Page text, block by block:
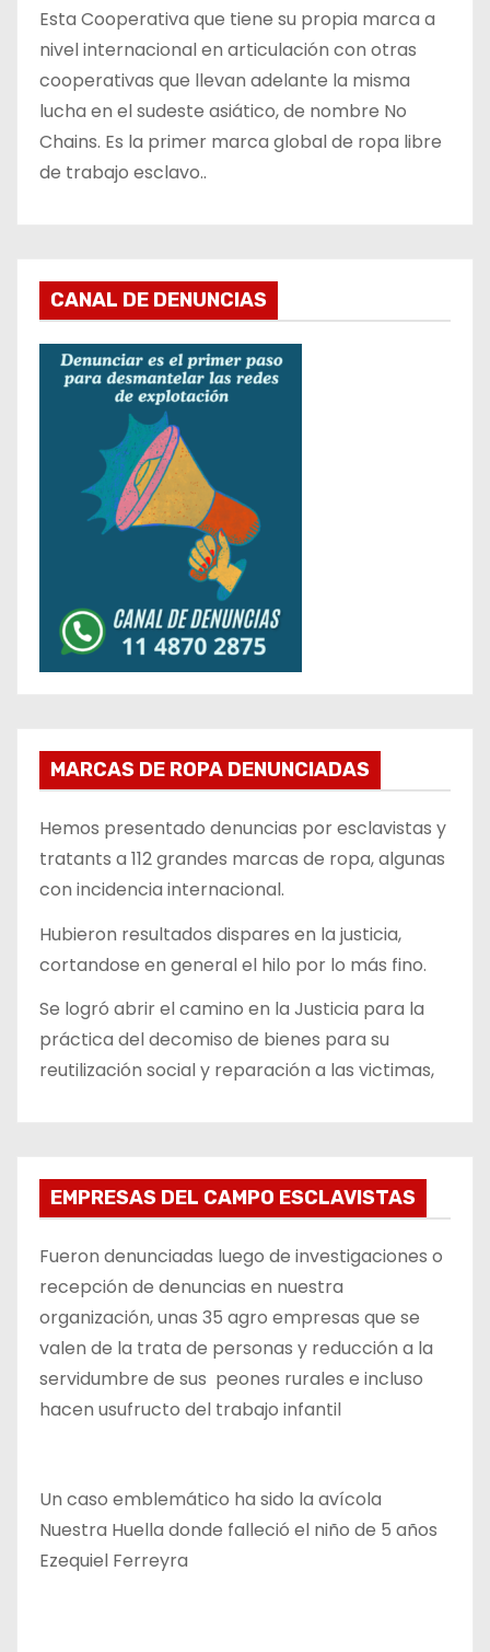
Esta Cooperativa que tiene su propia marca a
nivel internacional en articulación con otras
cooperativas que llevan adelante la misma
lucha en el sudeste asiático, de nombre No
Chains. Es la primer marca global de ropa libre
de trabajo esclavo..
CANAL DE DENUNCIAS
MARCAS DE ROPA DENUNCIADAS
Hemos presentado denuncias por esclavistas y
tratants a 112 grandes marcas de ropa, algunas
con incidencia internacional.
Hubieron resultados dispares en la justicia,
cortandose en general el hilo por lo más fino.
Se logró abrir el camino en la Justicia para la
práctica del decomiso de bienes para su
reutilización social y reparación a las victimas,
EMPRESAS DEL CAMPO ESCLAVISTAS
Fueron denunciadas luego de investigaciones o
recepción de denuncias en nuestra
organización, unas 35 agro empresas que se
valen de la trata de personas y reducción a la
servidumbre de sus peones rurales e incluso
hacen usufructo del trabajo infantil
Un caso emblemático ha sido la avícola
Nuestra Huella donde falleció el niño de 5 años
Ezequiel Ferreyra